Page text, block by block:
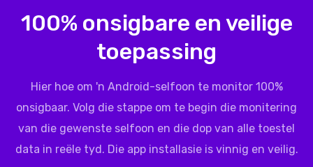
100% onsigbare en veilige
toepassing
Hier hoe om 'n Android-selfoon te monitor 100%
onsigbaar. Volg die stappe om te begin die monitering
van die gewenste selfoon en die dop van alle toestel
data in reële tyd. Die app installasie is vinnig en veilig.